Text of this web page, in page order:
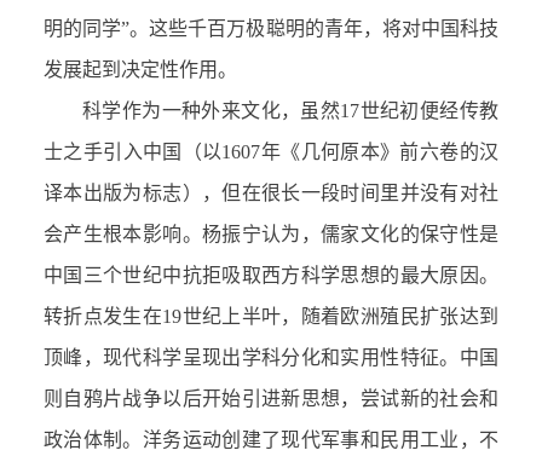
明的同学”。这些千百万极聪明的青年，将对中国科技
发展起到决定性作用。
科学作为一种外来文化，虽然17世纪初便经传教
士之手引入中国（以1607年《几何原本》前六卷的汉
译本出版为标志），但在很长一段时间里并没有对社
会产生根本影响。杨振宁认为，儒家文化的保守性是
中国三个世纪中抗拒吸取西方科学思想的最大原因。
转折点发生在19世纪上半叶，随着欧洲殖民扩张达到
顶峰，现代科学呈现出学科分化和实用性特征。中国
则自鸦片战争以后开始引进新思想，尝试新的社会和
政治体制。洋务运动创建了现代军事和民用工业，不